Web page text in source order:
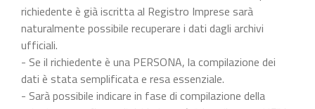
richiedente è già iscritta al Registro Imprese sarà
naturalmente possibile recuperare i dati dagli archivi
ufficiali.
- Se il richiedente è una PERSONA, la compilazione dei
dati è stata semplificata e resa essenziale.
- Sarà possibile indicare in fase di compilazione della